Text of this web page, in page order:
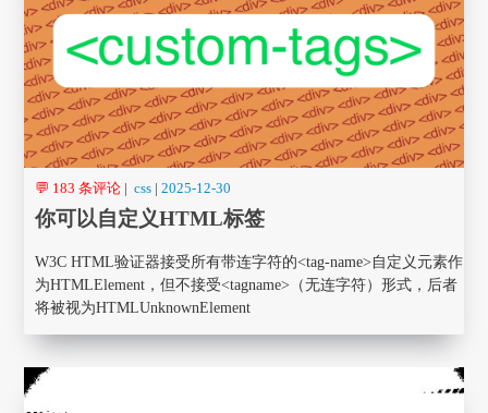
💬 183 条评论 | css |2025-12-30
你可以自定义HTML标签
W3C HTML验证器接受所有带连字符的<tag-name>自定义元素作
为HTMLElement，但不接受<tagname>（无连字符）形式，后者
将被视为HTMLUnknownElement